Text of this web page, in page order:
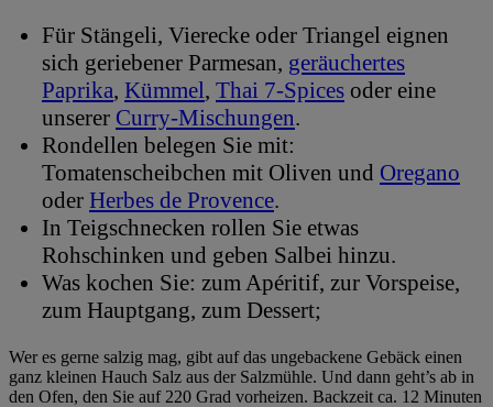
Für Stängeli, Vierecke oder Triangel eignen
sich geriebener Parmesan, geräuchertes
Paprika, Kümmel, Thai 7-Spices oder eine
unserer Curry-Mischungen.
Rondellen belegen Sie mit:
Tomatenscheibchen mit Oliven und Oregano
oder Herbes de Provence.
In Teigschnecken rollen Sie etwas
Rohschinken und geben Salbei hinzu.
Was kochen Sie: zum Apéritif, zur Vorspeise,
zum Hauptgang, zum Dessert;
Wer es gerne salzig mag, gibt auf das ungebackene Gebäck einen
ganz kleinen Hauch Salz aus der Salzmühle. Und dann geht’s ab in
den Ofen, den Sie auf 220 Grad vorheizen. Backzeit ca. 12 Minuten